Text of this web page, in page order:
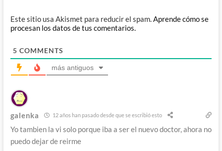
Este sitio usa Akismet para reducir el spam.Aprende cómo se
procesan los datos de tus comentarios.
5 COMMENTS
más antiguos
galenka 12 años han pasado desde que se escribió esto
Yo tambien la vi solo porque iba a ser el nuevo doctor, ahora no
puedo dejar de reirme